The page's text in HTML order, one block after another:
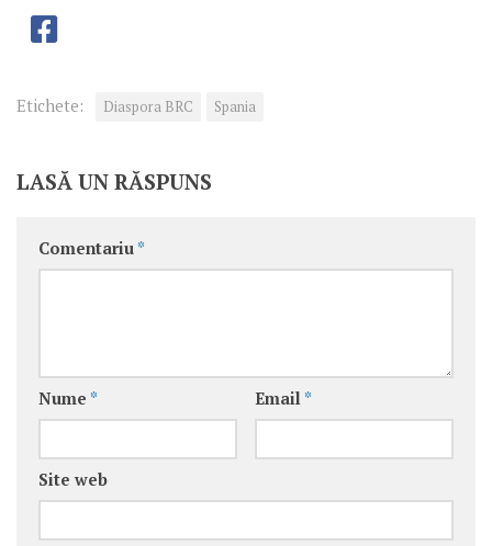
Etichete: Diaspora BRC Spania
LASĂ UN RĂSPUNS
Comentariu *
Nume * Email *
Site web